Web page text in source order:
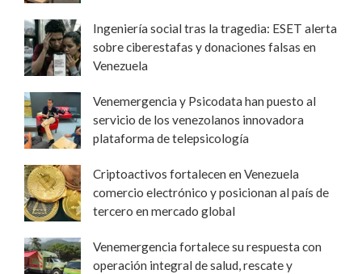
Ingeniería social tras la tragedia: ESET alerta
sobre ciberestafas y donaciones falsas en
Venezuela
Venemergencia y Psicodata han puesto al
servicio de los venezolanos innovadora
plataforma de telepsicología
Criptoactivos fortalecen en Venezuela
comercio electrónico y posicionan al país de
tercero en mercado global
Venemergencia fortalece su respuesta con
operación integral de salud, rescate y